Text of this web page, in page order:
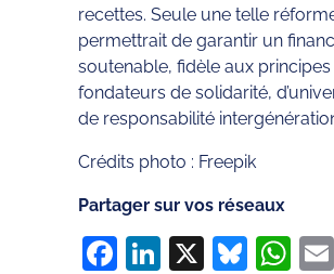
recettes. Seule une telle
permettrait de garantir un
soutenable, fidèle aux principes
fondateurs de solidarité,
de responsabilité
Crédits photo : Freepik
Partager sur vos réseaux
Facebook
LinkedIn
X